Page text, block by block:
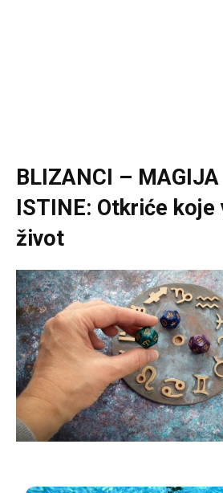
BLIZANCI – MAGIJA
ISTINE: Otkriće koje
život